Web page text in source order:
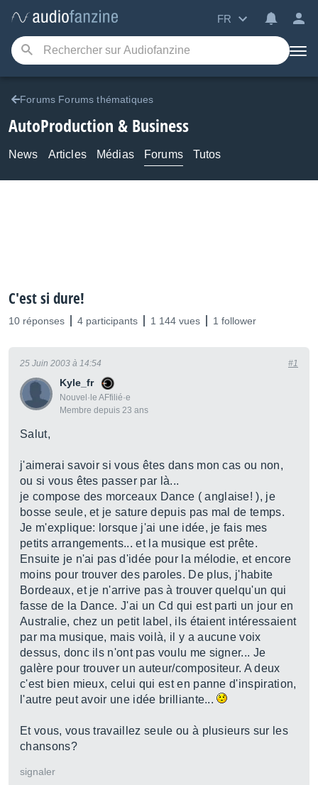
FR
Forums Forums thématiques
AutoProduction & Business
News Articles Médias Forums Tutos
C'est si dure!
10 réponses 4 participants 1 144 vues 1 follower
Kyle_fr
Nouvel·le AFfilié·e
Membre depuis 23 ans
25 Juin 2003 à 14:54 #1
Salut,
j'aimerai savoir si vous êtes dans mon cas ou non,
ou si vous êtes passer par là...
je compose des morceaux Dance ( anglaise! ), je
bosse seule, et je sature depuis pas mal de temps.
Je m'explique: lorsque j'ai une idée, je fais mes
petits arrangements... et la musique est prête.
Ensuite je n'ai pas d'idée pour la mélodie, et encore
moins pour trouver des paroles. De plus, j'habite
Bordeaux, et je n'arrive pas à trouver quelqu'un qui
fasse de la Dance. J'ai un Cd qui est parti un jour en
Australie, chez un petit label, ils étaient intéressaient
par ma musique, mais voilà, il y a aucune voix
dessus, donc ils n'ont pas voulu me signer... Je
galère pour trouver un auteur/compositeur. A deux
c'est bien mieux, celui qui est en panne d'inspiration,
l'autre peut avoir une idée brilliante...
Et vous, vous travaillez seule ou à plusieurs sur les
chansons?
signaler